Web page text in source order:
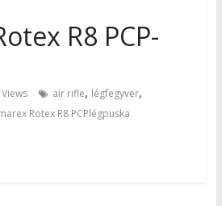
R8 PCP-
air rifle, légfegyver,
Rotex R8 PCPlégpuska